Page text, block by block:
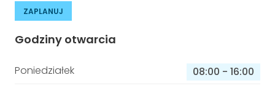
ZAPLANUJ
Godziny otwarcia
Poniedziałek 08:00 - 16:00